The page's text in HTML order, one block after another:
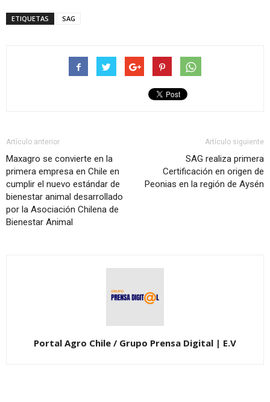
ETIQUETAS SAG
Artículo anterior
Maxagro se convierte en la
primera empresa en Chile en
cumplir el nuevo estándar de
bienestar animal desarrollado
por la Asociación Chilena de
Bienestar Animal
Artículo siguiente
SAG realiza primera
Certificación en origen de
Peonias en la región de Aysén
Portal Agro Chile / Grupo Prensa Digital | E.V